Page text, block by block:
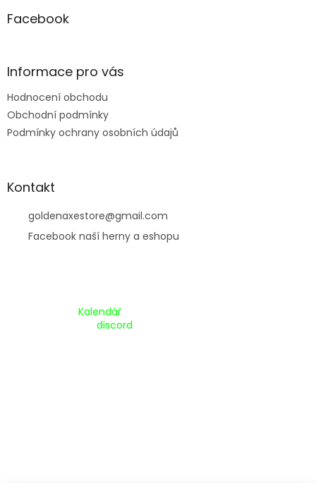
aFacebook
Informace pro vás
Hodnocení obchodu
Obchodní podmínky
Podmínky ochrany osobních údajů
Kontakt
goldenaxestore@gmail.com
Facebook naší herny a eshopu
Kalendář
discord